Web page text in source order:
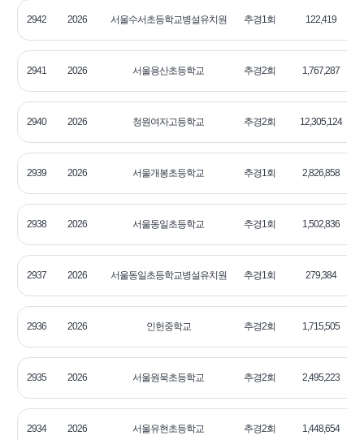
2942 2026 서울수서초등학교병설유치원 추경1회 122,419
2941 2026 서울용산초등학교 추경2회 1,767,287
2940 2026 청원여자고등학교 추경2회 12,305,124
2939 2026 서울개봉초등학교 추경1회 2,826,858
2938 2026 서울동일초등학교 추경1회 1,502,836
2937 2026 서울동일초등학교병설유치원 추경1회 279,384
2936 2026 인헌중학교 추경2회 1,715,505
2935 2026 서울원묵초등학교 추경2회 2,495,223
2934 2026 서울유현초등학교 추경2회 1,448,654